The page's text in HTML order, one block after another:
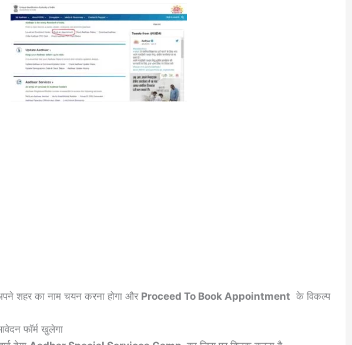
शहर का नाम चयन करना होगा और Proceed To Book Appointment के विकल्प
फॉर्म खुलेगा